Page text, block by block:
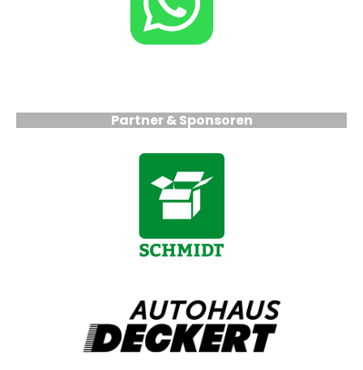
Partner & Sponsoren